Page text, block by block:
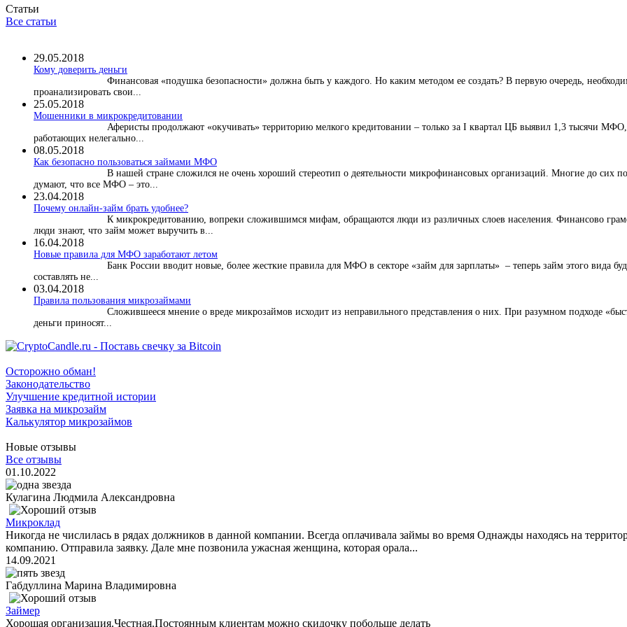
Статьи
Все статьи
29.05.2018
Кому доверить деньги
Финансовая «подушка безопасности» должна быть у каждого. Но каким методом ее создать? В первую очередь,
проанализировать свои...
25.05.2018
Мошенники в микрокредитовании
Аферисты продолжают «окучивать» территорию мелкого кредитовании – только за I квартал ЦБ выявил 1,3 тысячи МФО,
работающих нелегально...
08.05.2018
Как безопасно пользоваться займами МФО
В нашей стране сложился не очень хороший стереотип о деятельности микрофинансовых организаций. Многие до сих
думают, что все МФО – это...
23.04.2018
Почему онлайн-займ брать удобнее?
К микрокредитованию, вопреки сложившимся мифам, обращаются люди из различных слоев населения. Финансово
люди знают, что займ может выручить в...
16.04.2018
Новые правила для МФО заработают летом
Банк России вводит новые, более жесткие правила для МФО в секторе «займ для зарплаты» – теперь займ этого вида
составлять не...
03.04.2018
​Правила пользования микрозаймами
Сложившееся мнение о вреде микрозаймов исходит из неправильного представления о них. При разумном подходе
деньги приносят...
Осторожно обман!
Законодательство
Улучшение кредитной истории
Заявка на микрозайм
Калькулятор микрозаймов
Новые отзывы
Все отзывы
01.10.2022
Кулагина Людмила Александровна
Микроклад
Никогда не числилась в рядах должников в данной компании. Всегда оплачивала займы во время Однажды находясь на
компанию. Отправила заявку. Дале мне позвонила ужасная женщина, которая орала...
14.09.2021
Габдуллина Марина Владимировна
Займер
Хорошая организация.Честная.Постоянным клиентам можно скидочку побольше делать